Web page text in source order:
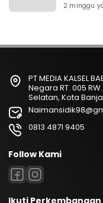
2 minggu
PT MEDIA KALSEL
Negara RT. 005
Selatan, Kota
0813 4871 9405
Follow Kami
Ikuti Perkembangan